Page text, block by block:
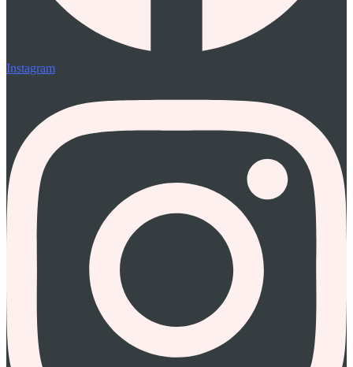
Instagram